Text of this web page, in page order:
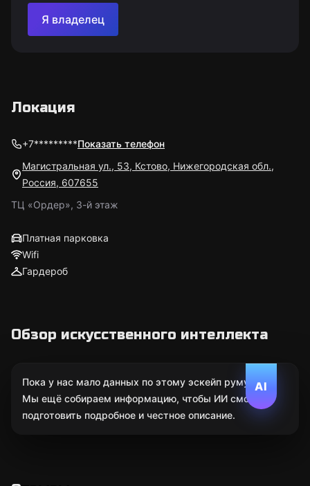
Я владелец
Локация
+7*********Показать телефон
Магистральная ул., 53, Кстово, Нижегородская обл.,
Россия, 607655
ТЦ «Ордер», 3-й этаж
Платная парковка
Wifi
Гардероб
Обзор искусственного интеллекта
AI
Пока у нас мало данных по этому эскейп руму.
Мы ещё собираем информацию, чтобы ИИ смог
подготовить подробное и честное описание.